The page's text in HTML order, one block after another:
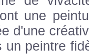
une
d'une
un peintre